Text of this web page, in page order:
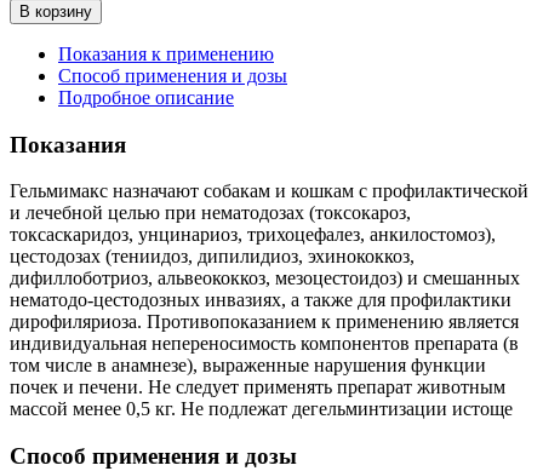
В корзину
Показания к применению
Способ применения и дозы
Подробное описание
Показания
Гельмимакс назначают собакам и кошкам с профилактической
и лечебной целью при нематодозах (токсокароз,
токсаскаридоз, унцинариоз, трихоцефалез, анкилостомоз),
цестодозах (тениидоз, дипилидиоз, эхинококкоз,
дифиллоботриоз, альвеококкоз, мезоцестоидоз) и смешанных
нематодо-цестодозных инвазиях, а также для профилактики
дирофиляриоза. Противопоказанием к применению является
индивидуальная непереносимость компонентов препарата (в
том числе в анамнезе), выраженные нарушения функции
почек и печени. Не следует применять препарат животным
массой менее 0,5 кг. Не подлежат дегельминтизации истоще
Способ применения и дозы